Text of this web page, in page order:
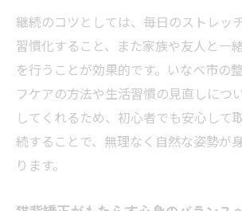
継続のコツとしては、毎日のストレッ
習慣化すること、また家族や友人と一
を行うことが効果的です。いなべ市の
フケアの方法や生活習慣の見直しにつ
してくれるため、初心者でも安心して
続することで、無理なく自然な姿勢が
ります。